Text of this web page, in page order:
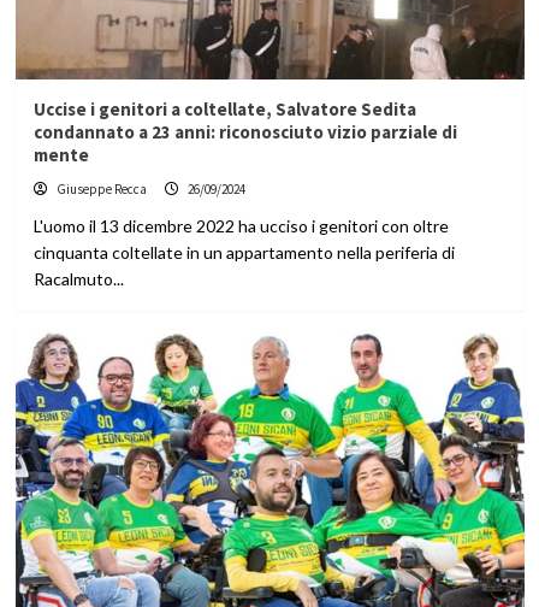
Uccise i genitori a coltellate, Salvatore Sedita
condannato a 23 anni: riconosciuto vizio parziale di
mente
Giuseppe Recca 26/09/2024
L'uomo il 13 dicembre 2022 ha ucciso i genitori con oltre
cinquanta coltellate in un appartamento nella periferia di
Racalmuto...